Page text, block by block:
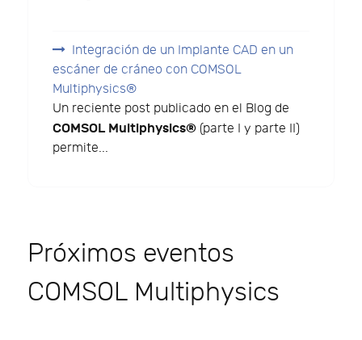
Integración de un Implante CAD en un
escáner de cráneo con COMSOL
Multiphysics®
Un reciente post publicado en el Blog de
COMSOL Multiphysics® (parte I y parte II)
permite...
Próximos eventos
COMSOL Multiphysics